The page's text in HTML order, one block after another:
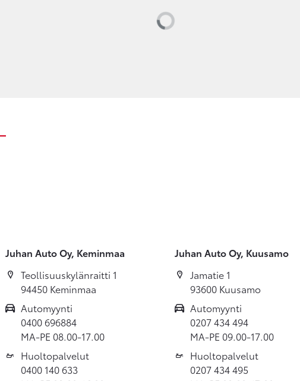
Juhan Auto Oy, Keminmaa
Teollisuuskylänraitti 1
94450 Keminmaa
Automyynti
0400 696884
MA-PE 08.00-17.00
Huoltopalvelut
0400 140 633
Juhan Auto Oy, Kuusamo
Jamatie 1
93600 Kuusamo
Automyynti
0207 434 494
MA-PE 09.00-17.00
Huoltopalvelut
0207 434 495